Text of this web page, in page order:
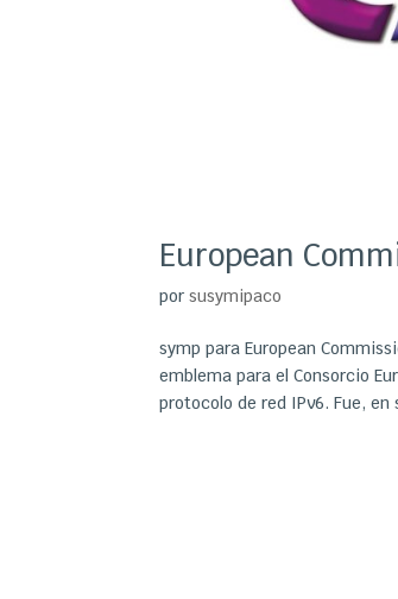
European
porsusymipaco
symp para European
emblema para el Consorcio
protocolo de red IPv6. Fue, en